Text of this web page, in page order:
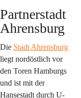
Partnerstadt
Ahrensburg
Die Stadt Ahrensburg
liegt nordöstlich vor
den Toren Hamburgs
und ist mit der
Hansestadt durch U-